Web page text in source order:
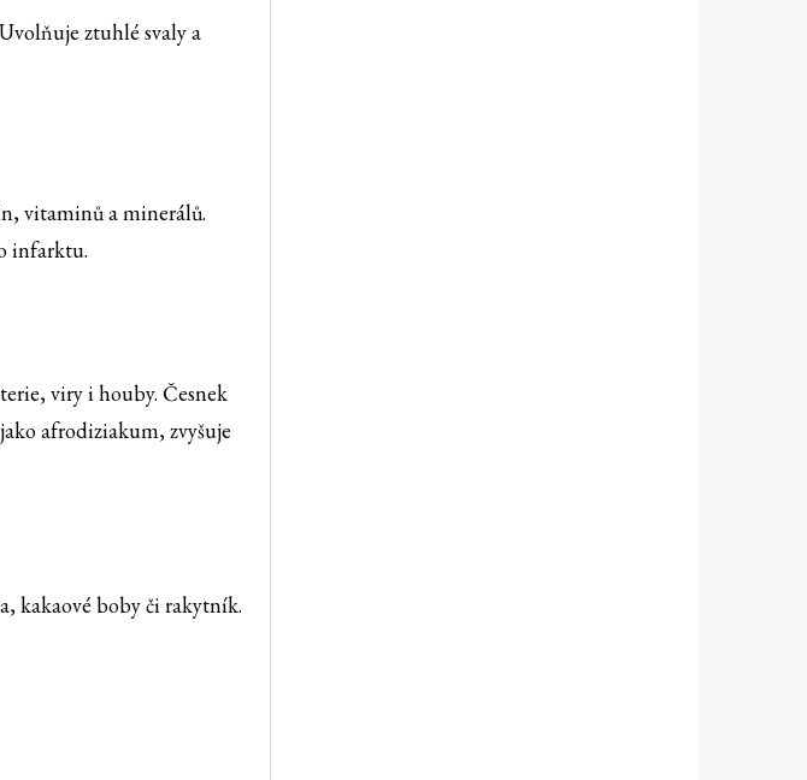
ztuhlé svaly a
vitaminů a minerálů.
infarktu.
viry i houby. Česnek
afrodiziakum, zvyšuje
kakaové boby či rakytník.